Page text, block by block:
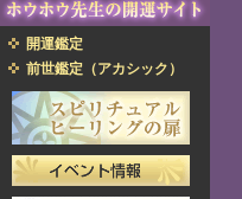
開運鑑定
前世鑑定（アカシック）